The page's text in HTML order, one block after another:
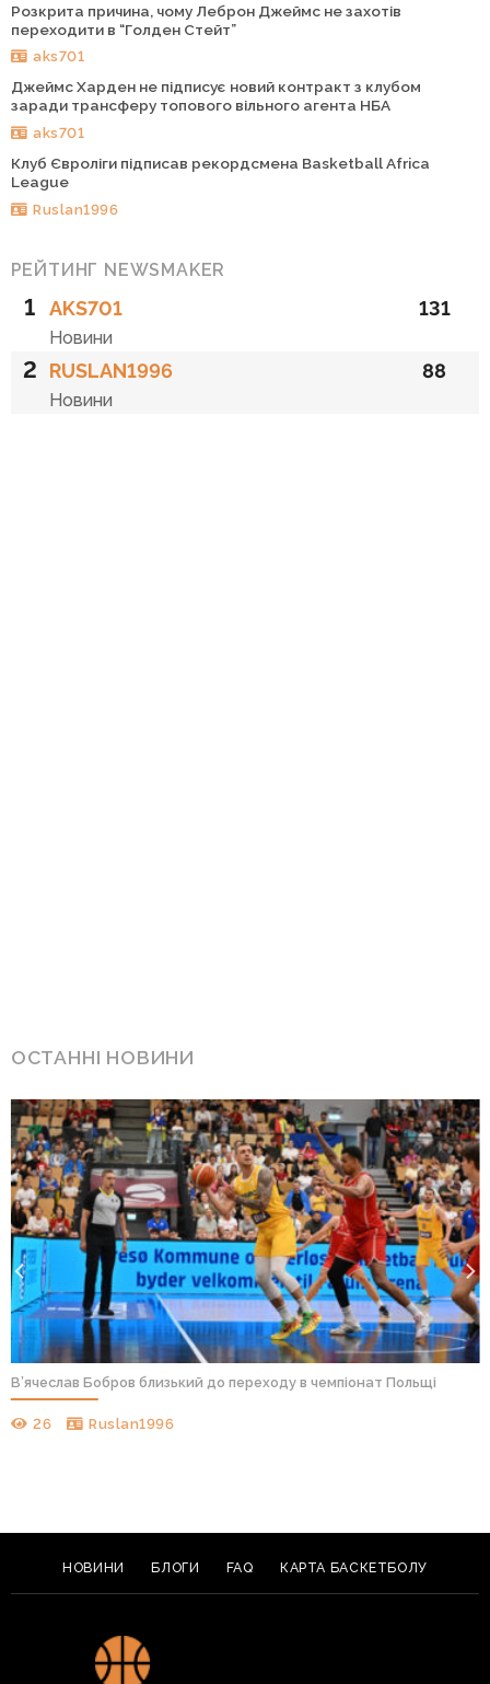
Розкрита причина, чому Леброн Джеймс не захотів
переходити в “Голден Стейт”
aks701
Джеймс Харден не підписує новий контракт з клубом
заради трансферу топового вільного агента НБА
aks701
Клуб Євроліги підписав рекордсмена Basketball Africa
League
Ruslan1996
РЕЙТИНГ NEWSMAKER
1 AKS701
Новини
131
2 RUSLAN1996
Новини
88
ОСТАННІ НОВИНИ
В’ячеслав Бобров близький до переходу в чемпіонат Польщі
26 Ruslan1996
НОВИНИ БЛОГИ FAQ КАРТА БАСКЕТБОЛУ